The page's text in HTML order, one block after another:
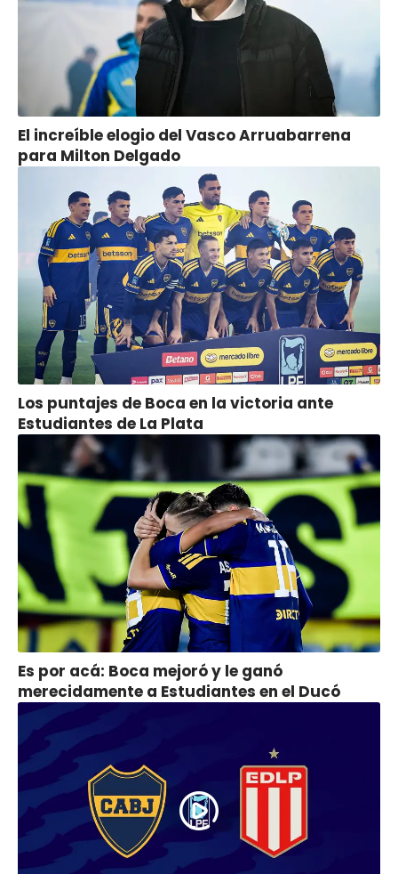
El increíble elogio del Vasco Arruabarrena
para Milton Delgado
Los puntajes de Boca en la victoria ante
Estudiantes de La Plata
Es por acá: Boca mejoró y le ganó
merecidamente a Estudiantes en el Ducó